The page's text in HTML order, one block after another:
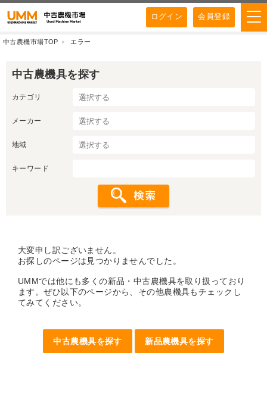
ログイン 会員登録
中古農機市場TOP エラー
中古農機具を探す
カテゴリ
メーカー
地域
キーワード
大変申し訳ございません。
お探しのページは見つかりませんでした。
UMMでは他にも多くの新品・中古農機具を取り扱っており
ます。ぜひ以下のページから、その他農機具もチェックし
てみてください。
中古農機具を探す 新品農機具を探す